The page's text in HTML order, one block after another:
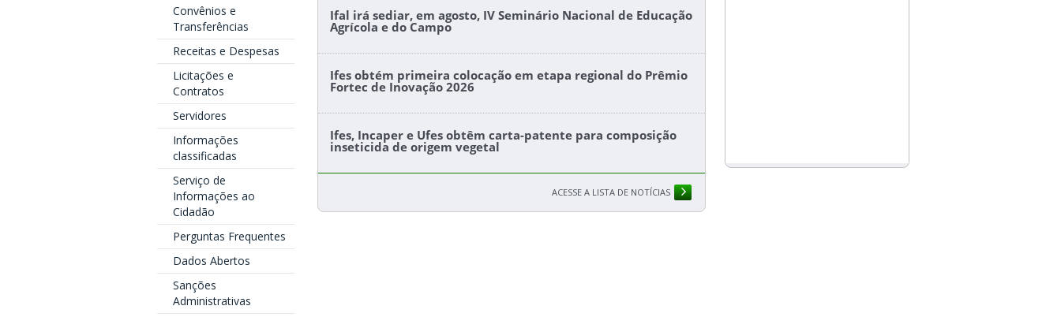
Convênios e
Transferências
Receitas e Despesas
Licitações e
Contratos
Servidores
Informações
classificadas
Serviço de
Informações ao
Cidadão
Perguntas Frequentes
Dados Abertos
Sanções
Administrativas
Ifal irá sediar, em agosto, IV Seminário Nacional de Educação
Agrícola e do Campo
Ifes obtém primeira colocação em etapa regional do Prêmio
Fortec de Inovação 2026
Ifes, Incaper e Ufes obtêm carta-patente para composição
inseticida de origem vegetal
ACESSE A LISTA DE NOTÍCIAS